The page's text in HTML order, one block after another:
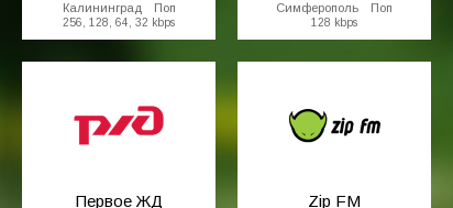
Калининград Поп
256, 128, 64, 32 kbps
Симферополь Поп
128 kbps
Первое ЖД Zip FM